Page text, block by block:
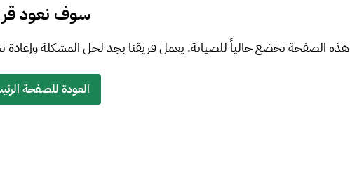
سوف نعود
هذه الصفحة تخضع حالياً للصيانة. يعمل فريقنا بجد لحل المشكلة
العودة للصفحة